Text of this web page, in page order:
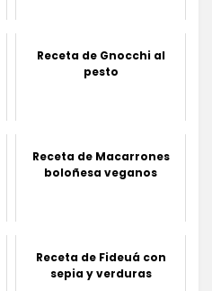
Receta de Gnocchi al
pesto
Receta de Macarrones
boloñesa veganos
Receta de Fideuá con
sepia y verduras